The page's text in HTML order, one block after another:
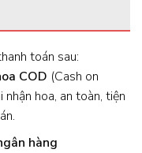
toán sau:
COD (Cash on
hoa, an toàn, tiện
hàng